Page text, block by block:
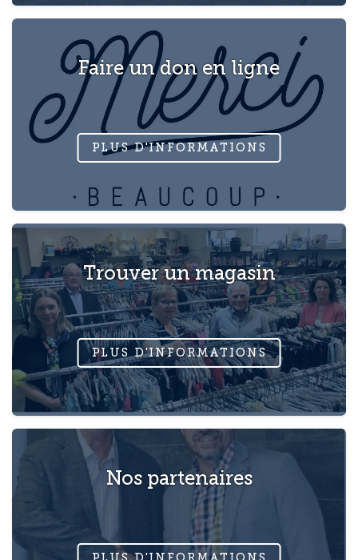
Faire un don en ligne
Trouver un magasin
Nos partenaires